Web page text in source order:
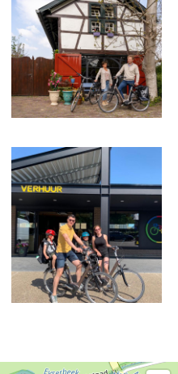
das Sie unterwegs
anspruchsvolle und
eine gemütliche
und einfach online
Mountainbike oder E-
gewünschte Anzahl
wie lange Sie das
ist ab 1 Tag
dafür, dass Ihr
Bikes in Gulpen
Online-